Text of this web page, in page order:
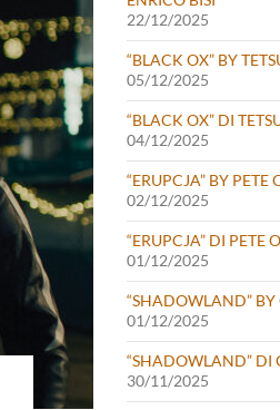
22/12/2025
“BLACK OX” BY
05/12/2025
“BLACK OX” DI
04/12/2025
“ERUPCJA” BY PETE
02/12/2025
“ERUPCJA” DI PETE
01/12/2025
“SHADOWLAND” BY
01/12/2025
“SHADOWLAND” DI
30/11/2025